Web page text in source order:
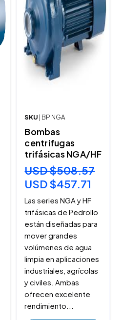
SKU | BP NGA
Bombas
centrifugas
trifásicas NGA/HF
USD $508.57
USD $457.71
Las series NGA y HF
trifásicas de Pedrollo
están diseñadas para
mover grandes
volúmenes de agua
limpia en aplicaciones
industriales, agrícolas
y civiles. Ambas
ofrecen excelente
rendimiento...